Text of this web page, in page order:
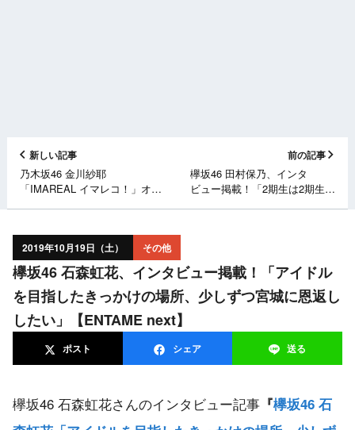
新しい記事
乃木坂46 金川紗耶
「IMAREAL イマレコ！」オフ
前の記事
欅坂46 田村保乃、インタ
ビュー掲載！「2期生は2期生ら
2019年10月19日（土） その他
欅坂46 石森虹花、インタビュー掲載！「アイドル
を目指したきっかけの場所、少しずつ宮城に恩返し
したい」【ENTAME next】
ポスト シェア 送る
欅坂46 石森虹花さんのインタビュー記事 『欅坂46 石